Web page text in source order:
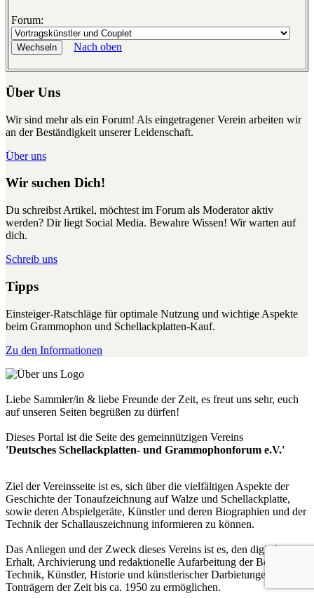
Forum:
Nach oben
Über Uns
Wir sind mehr als ein Forum! Als eingetragener Verein arbeiten wir
an der Beständigkeit unserer Leidenschaft.
Über uns
Wir suchen Dich!
Du schreibst Artikel, möchtest im Forum als Moderator aktiv
werden? Dir liegt Social Media. Bewahre Wissen! Wir warten auf
dich.
Schreib uns
Tipps
Einsteiger-Ratschläge für optimale Nutzung und wichtige Aspekte
beim Grammophon und Schellackplatten-Kauf.
Zu den Informationen
Liebe Sammler/in & liebe Freunde der Zeit, es freut uns sehr, euch
auf unseren Seiten begrüßen zu dürfen!
Dieses Portal ist die Seite des gemeinnützigen Vereins
'Deutsches Schellackplatten- und Grammophonforum e.V.'
Ziel der Vereinsseite ist es, sich über die vielfältigen Aspekte der
Geschichte der Tonaufzeichnung auf Walze und Schellackplatte,
sowie deren Abspielgeräte, Künstler und deren Biographien und der
Technik der Schallauszeichnung informieren zu können.
Das Anliegen und der Zweck dieses Vereins ist es, den digitalen
Erhalt, Archivierung und redaktionelle Aufarbeitung der Bereiche
Technik, Künstler, Historie und künstlerischer Darbietungen auf
Tonträgern der Zeit bis ca. 1950 zu ermöglichen.